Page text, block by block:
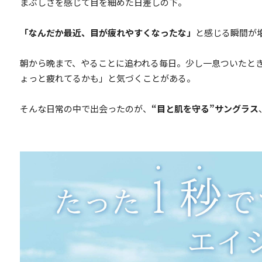
「なんだか最近、目が疲れやすくなったな」 と感じる瞬間が
朝から晩まで、やることに追われる毎日。少し一息ついたと
ょっと疲れてるかも」と気づくことがある。
そんな日常の中で出会ったのが、 “目と肌を守る”サングラス